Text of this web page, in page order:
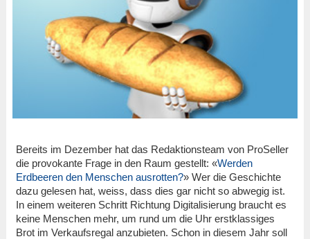
Bereits im Dezember hat das Redaktionsteam von ProSeller
die provokante Frage in den Raum gestellt: «Werden
Erdbeeren den Menschen ausrotten?» Wer die Geschichte
dazu gelesen hat, weiss, dass dies gar nicht so abwegig ist.
In einem weiteren Schritt Richtung Digitalisierung braucht es
keine Menschen mehr, um rund um die Uhr erstklassiges
Brot im Verkaufsregal anzubieten. Schon in diesem Jahr soll